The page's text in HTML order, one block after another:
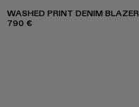
WASHED PRINT DENIM BLAZER
790 €